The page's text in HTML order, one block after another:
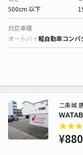
500cm 以下
対応車種
オートバイ軽自動車コンパ
二条城